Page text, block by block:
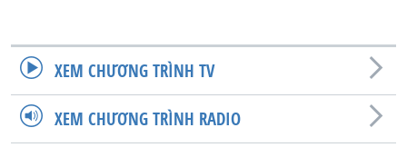
XEM CHƯƠNG TRÌNH TV
XEM CHƯƠNG TRÌNH RADIO